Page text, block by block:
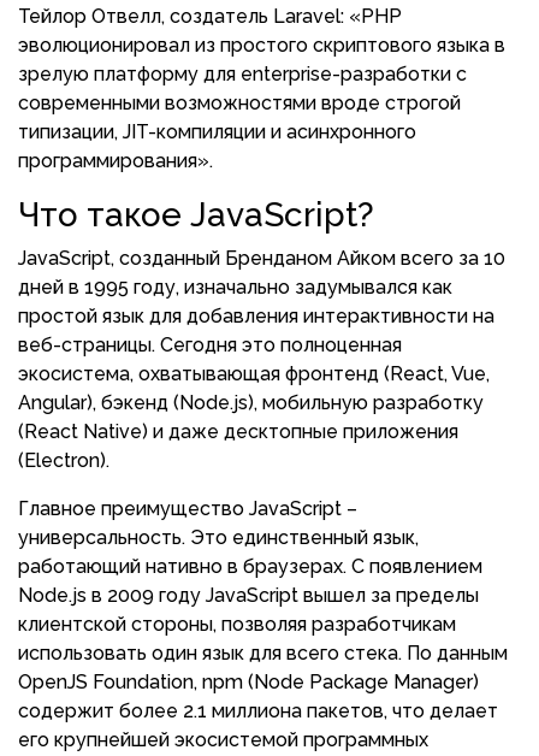
Тейлор Отвелл, создатель Laravel: «PHP
эволюционировал из простого скриптового языка в
зрелую платформу для enterprise-разработки с
современными возможностями вроде строгой
типизации, JIT-компиляции и асинхронного
программирования».
Что такое JavaScript?
JavaScript, созданный Бренданом Айком всего за 10
дней в 1995 году, изначально задумывался как
простой язык для добавления интерактивности на
веб-страницы. Сегодня это полноценная
экосистема, охватывающая фронтенд (React, Vue,
Angular), бэкенд (Node.js), мобильную разработку
(React Native) и даже десктопные приложения
(Electron).
Главное преимущество JavaScript –
универсальность. Это единственный язык,
работающий нативно в браузерах. С появлением
Node.js в 2009 году JavaScript вышел за пределы
клиентской стороны, позволяя разработчикам
использовать один язык для всего стека. По данным
OpenJS Foundation, npm (Node Package Manager)
содержит более 2.1 миллиона пакетов, что делает
его крупнейшей экосистемой программных